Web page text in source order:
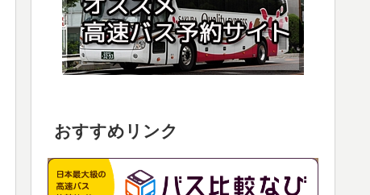
おすすめリンク